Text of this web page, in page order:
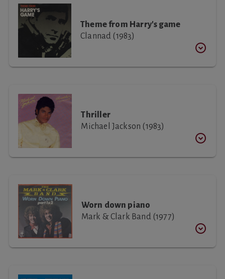
Theme from Harry's game
Clannad (1983)
Thriller
Michael Jackson (1983)
Worn down piano
Mark & Clark Band (1977)